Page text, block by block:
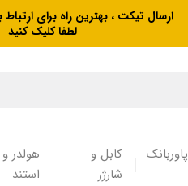
ارسال تیکت ، بهترین راه برای
لطفا کلیک کنید
پاوربانک
کابل و
شارژر
هولدر و
استند